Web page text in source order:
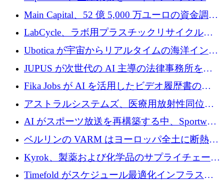
クフロー層に変えるために 260 万ドルを確保
Main Capital、52 億 5,000 万ユーロの資金調達
でエンタープライズ ソフトウェアの開発を倍
LabCycle、ラボ用プラスチックリサイクルシ
ステムを商業化し、焼却廃棄物を削減するた
めに43万ポンドを確保
Ubotica が宇宙からリアルタイムの海洋インテ
リジェンスを拡張するために 1,100 万ドルを
JUPUS が次世代の AI 主導の法律事務所を強
化するために 1,300 万ユーロを調達
Fika Jobs が AI を活用したビデオ履歴書のた
めに 400 万ドルを調達
アストラルシステムズ、医療用放射性同位元
素の世界的な不足に対処するために2,300万ポ
ンドを調達
AI がスポーツ放送を再構築する中、Sportway
が 2,000 万ユーロを調達
ベルリンの VARM はヨーロッパ全土に断熱材
を拡張するために 1,750 万ユーロを投資
Kyrok、製薬および化学品のサプライチェーン
に AI を導入するために 310 万ユーロを確保
Timefold がスケジュール最適化インフラスト